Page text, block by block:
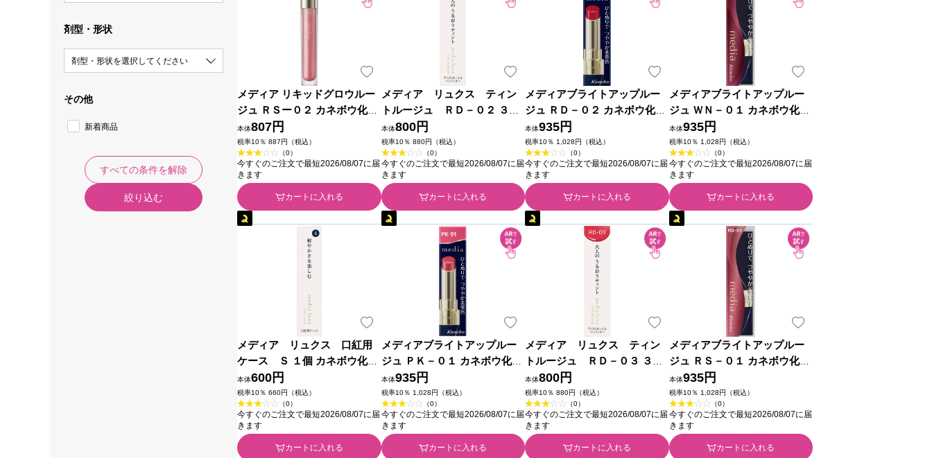
剤型・形状
剤型・形状を選択してください
その他
新着商品
すべての条件を解除
絞り込む
メディア リキッドグロウルー
ジュ ＲＳー０２ カネボウ化粧
品
本体807円
税率10％ 887円（税込）
（0）
今すぐのご注文で最短2026/08/07に届
きます
カートに入れる
メディア リュクス ティン
トルージュ ＲＤ－０２ ３．
１ｇ カネボウ化粧品
本体800円
税率10％ 880円（税込）
（0）
今すぐのご注文で最短2026/08/07に届
きます
カートに入れる
メディアブライトアップルー
ジュ ＲＤ－０２ カネボウ化粧
品
本体935円
税率10％ 1,028円（税込）
（0）
今すぐのご注文で最短2026/08/07に届
きます
カートに入れる
メディアブライトアップルー
ジュ ＷＮ－０１ カネボウ化粧
品
本体935円
税率10％ 1,028円（税込）
（0）
今すぐのご注文で最短2026/08/07に届
きます
カートに入れる
メディア リュクス 口紅用
ケース Ｓ １個 カネボウ化粧
品
本体600円
税率10％ 660円（税込）
（0）
今すぐのご注文で最短2026/08/07に届
きます
カートに入れる
メディアブライトアップルー
ジュ ＰＫ－０１ カネボウ化粧
品
本体935円
税率10％ 1,028円（税込）
（0）
今すぐのご注文で最短2026/08/07に届
きます
カートに入れる
メディア リュクス ティン
トルージュ ＲＤ－０３ ３．
１ｇ カネボウ化粧品
本体800円
税率10％ 880円（税込）
（0）
今すぐのご注文で最短2026/08/07に届
きます
カートに入れる
メディアブライトアップルー
ジュ ＲＳ－０１ カネボウ化粧
品
本体935円
税率10％ 1,028円（税込）
（0）
今すぐのご注文で最短2026/08/07に届
きます
カートに入れる